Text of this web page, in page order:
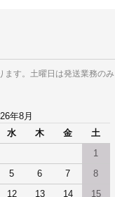
ます。土曜日は発送業務のみ
年8月
水 木 金 土
1
5 6 7 8
12 13 14 15